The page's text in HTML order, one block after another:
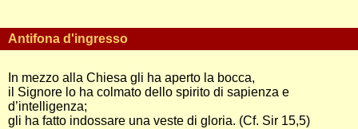
Antifona d'ingresso
In mezzo alla Chiesa gli ha aperto la bocca,
il Signore lo ha colmato dello spirito di sapienza e
d’intelligenza;
gli ha fatto indossare una veste di gloria. (Cf. Sir 15,5)